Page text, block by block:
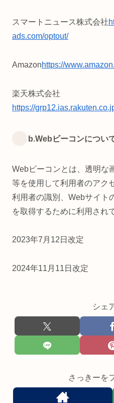
スマートニュース株式会社
ads.com/optout/
Amazonhttps://
楽天株式会社
https://
b.Webビーコンについ
Webビーコンとは、透明な
等を使用して利用者のアク
利用者の識別、Webサイト
を取得するために利用され
2023年7月12日改定
2024年11月11日改定
シェ
さっきーを